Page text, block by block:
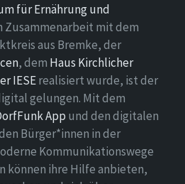
für Ernährung und
Zusammenarbeit mit dem
aus Bremke, der
, dem Haus Kirchlicher
IESErealisiert wurde, ist der
gelungen. Mit dem
App und den digitalen
Bürger*innen in der
Kommunikationswege
können ihre Hilfe anbieten,